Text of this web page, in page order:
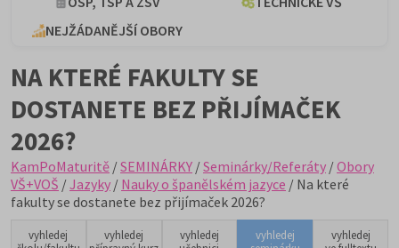
NEJŽÁDANĚJŠÍ OBORY
NA KTERÉ FAKULTY SE
DOSTANETE BEZ PŘIJÍMAČEK
2026?
KamPoMaturitě /SEMINÁRKY /Seminárky/Referáty /Obory
VŠ+VOŠ /Jazyky / Nauky o španělském jazyce / Na které
fakulty se dostanete bez přijímaček 2026?
vyhledej
vyhledej
vyhledej
vyhledej
vyhledej